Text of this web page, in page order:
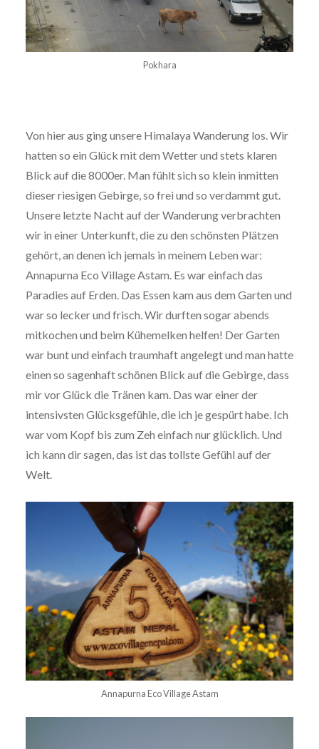
Pokhara
Von hier aus ging unsere Himalaya Wanderung los. Wir
hatten so ein Glück mit dem Wetter und stets klaren
Blick auf die 8000er. Man fühlt sich so klein inmitten
dieser riesigen Gebirge, so frei und so verdammt gut.
Unsere letzte Nacht auf der Wanderung verbrachten
wir in einer Unterkunft, die zu den schönsten Plätzen
gehört, an denen ich jemals in meinem Leben war:
Annapurna Eco Village Astam. Es war einfach das
Paradies auf Erden. Das Essen kam aus dem Garten und
war so lecker und frisch. Wir durften sogar abends
mitkochen und beim Kühemelken helfen! Der Garten
war bunt und einfach traumhaft angelegt und man hatte
einen so sagenhaft schönen Blick auf die Gebirge, dass
mir vor Glück die Tränen kam. Das war einer der
intensivsten Glücksgefühle, die ich je gespürt habe. Ich
war vom Kopf bis zum Zeh einfach nur glücklich. Und
ich kann dir sagen, das ist das tollste Gefühl auf der
Welt.
Annapurna Eco Village Astam